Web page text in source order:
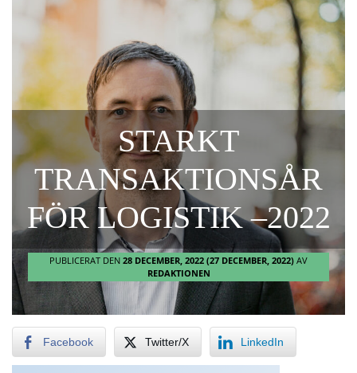
STARKT
TRANSAKTIONSÅR
FÖR LOGISTIK –2022
PUBLICERAT DEN 28 DECEMBER, 2022 (27 DECEMBER, 2022) AV
REDAKTIONEN
Facebook Twitter/X LinkedIn